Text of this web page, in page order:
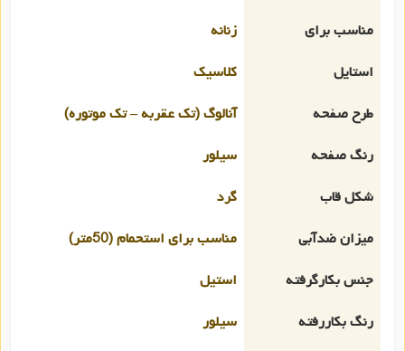
مناسب برای
زنانه
استایل
کلاسیک
طرح صفحه
آنالوگ (تک عقربه – تک موتوره)
رنگ صفحه
سیلور
شکل قاب
گرد
میزان ضدآبی
مناسب برای استحمام (50متر)
جنس بکارگرفته
استیل
رنگ بکاررفته
سیلور